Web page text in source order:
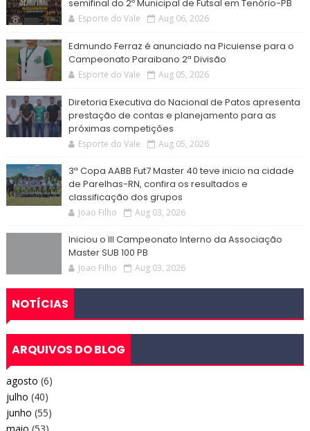
semifinal do 2º Municipal de Futsal em Tenório-PB
Esporte do Vale Aug 06, 2026
Edmundo Ferraz é anunciado na Picuiense para o
Campeonato Paraibano 2ª Divisão
Esporte do Vale Aug 05, 2026
Diretoria Executiva do Nacional de Patos apresenta
prestação de contas e planejamento para as
próximas competições
Esporte do Vale Aug 05, 2026
3ª Copa AABB Fut7 Master 40 teve inicio na cidade
de Parelhas-RN, confira os resultados e
classificação dos grupos
Joao Filho Aug 03, 2026
Iniciou o III Campeonato Interno da Associação
Master SUB 100 PB
Joao Filho Aug 03, 2026
NOTÍCIAS
ARQUIVOS DO BLOG
agosto (6)
julho (40)
junho (55)
maio (53)